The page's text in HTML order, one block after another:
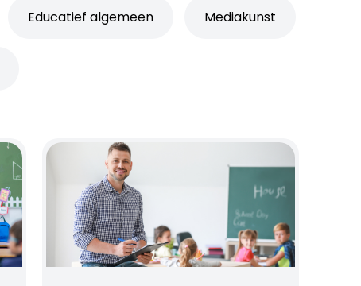
Educatief algemeen Mediakunst